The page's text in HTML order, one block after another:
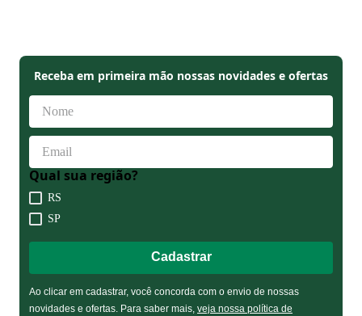
Qual sua região?
RS
SP
novidades e ofertas. Para saber mais,